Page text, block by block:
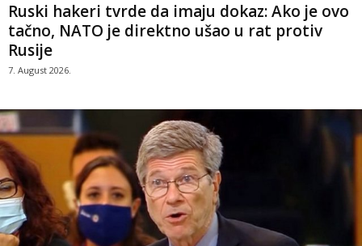
Ruski hakeri tvrde da imaju dokaz: Ako je ovo
tačno, NATO je direktno ušao u rat protiv
Rusije
7. August 2026.